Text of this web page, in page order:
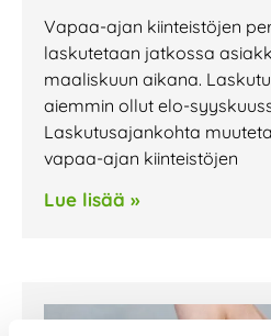
Vapaa-ajan kiinteistöjen
laskutetaan jatkossa
maaliskuun aikana.
aiemmin ollut elo-
Laskutusajankohta
vapaa-ajan kiinteistöjen
Lue lisää »